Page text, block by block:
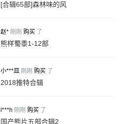
[合辑65部]森林味的风
赵* 刚刚 购买 了
熊样蜀黍1-12部
小***皿 刚刚 购买 了
2018推特合辑
l***h 刚刚 购买 了
国产熊片五部合辑2